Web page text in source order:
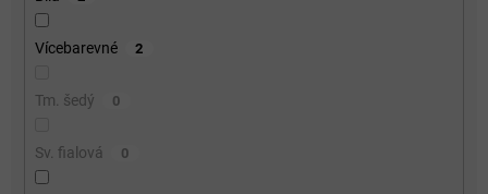
Vícebarevné 2
Tm. šedý 0
Sv. fialová 0